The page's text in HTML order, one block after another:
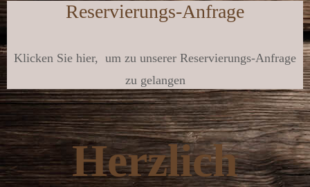
Reservierungs-Anfrage
Klicken Sie hier, um zu unserer Reservierungs-Anfrage
zu gelangen
Herzlich